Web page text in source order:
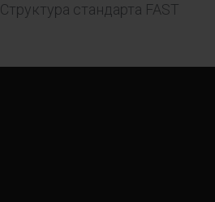
Структура стандарта FAST